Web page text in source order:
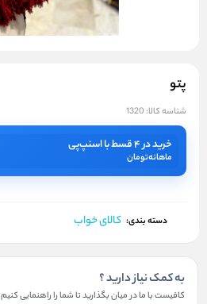
پتو
شناسه کالا: 1320
خرید در ۴ قسط با اسنپ‌پی
ماهانهتومان
دسته بندی: کالای خواب
به کمک نیاز دارید ؟
کافیست با ما در میان بگذارید تا شما را راهنمایی کنیم